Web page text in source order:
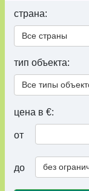
страна:
Все страны
тип объекта:
Все типы
цена в €:
от
до без